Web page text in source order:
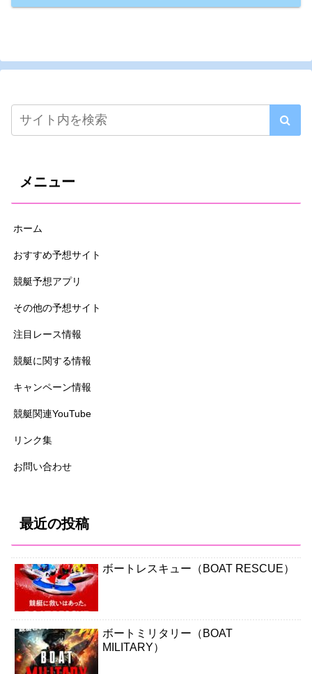
メニュー
ホーム
おすすめ予想サイト
競艇予想アプリ
その他の予想サイト
注目レース情報
競艇に関する情報
キャンペーン情報
競艇関連YouTube
リンク集
お問い合わせ
最近の投稿
ボートレスキュー（BOAT RESCUE）
ボートミリタリー（BOAT
MILITARY）